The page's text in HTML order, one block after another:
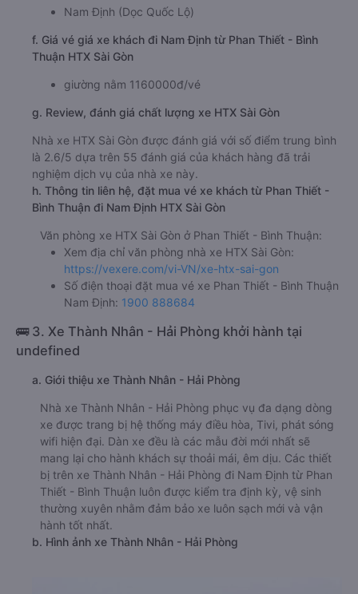
Nam Định (Dọc Quốc Lộ)
f. Giá vé giá xe khách đi Nam Định từ Phan Thiết - Bình
Thuận HTX Sài Gòn
giường nằm 1160000đ/vé
g. Review, đánh giá chất lượng xe HTX Sài Gòn
Nhà xe HTX Sài Gòn được đánh giá với số điểm trung bình
là 2.6/5 dựa trên 55 đánh giá của khách hàng đã trải
nghiệm dịch vụ của nhà xe này.
h. Thông tin liên hệ, đặt mua vé xe khách từ Phan Thiết -
Bình Thuận đi Nam Định HTX Sài Gòn
Văn phòng xe HTX Sài Gòn ở Phan Thiết - Bình Thuận:
Xem địa chỉ văn phòng nhà xe HTX Sài Gòn:
https://vexere.com/vi-VN/xe-htx-sai-gon
Số điện thoại đặt mua vé xe Phan Thiết - Bình Thuận
Nam Định: 1900 888684
🚌 3. Xe Thành Nhân - Hải Phòng khởi hành tại
undefined
a. Giới thiệu xe Thành Nhân - Hải Phòng
Nhà xe Thành Nhân - Hải Phòng phục vụ đa dạng dòng
xe được trang bị hệ thống máy điều hòa, Tivi, phát sóng
wifi hiện đại. Dàn xe đều là các mẫu đời mới nhất sẽ
mang lại cho hành khách sự thoải mái, êm dịu. Các thiết
bị trên xe Thành Nhân - Hải Phòng đi Nam Định từ Phan
Thiết - Bình Thuận luôn được kiểm tra định kỳ, vệ sinh
thường xuyên nhằm đảm bảo xe luôn sạch mới và vận
hành tốt nhất.
b. Hình ảnh xe Thành Nhân - Hải Phòng